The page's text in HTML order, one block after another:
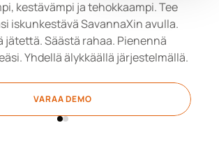
kestävämpi ja tehokkaampi. Tee
iskunkestävä SavannaXin avulla.
jätettä. Säästä rahaa. Pienennä
Yhdellä älykkäällä järjestelmällä.
VARAA DEMO